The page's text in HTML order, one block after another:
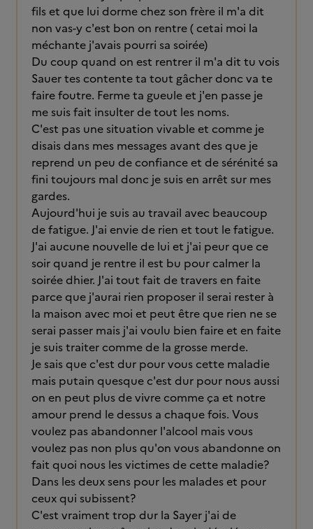
fils et que lui dorme chez son frère il m'a dit
non vas-y c'est bon on rentre ( cetai moi la
méchante j'avais pourri sa soirée)
Du coup quand on est rentrer il m'a dit tu vois
Sauer tes contente ta tout gâcher donc va te
faire foutre. Ferme ta gueule et j'en passe je
me suis fait insulter de tout les noms.
C'est pas une situation vivable et comme je
disais dans mes messages avant des que je
reprend un peu de confiance et de sérénité sa
fini toujours mal donc je suis en arrêt sur mes
gardes.
Aujourd'hui je suis au travail avec beaucoup
de fatigue. J'ai envie de rien et tout le fatigue.
J'ai aucune nouvelle de lui et j'ai peur que ce
soir quand je rentre il est bu pour calmer la
soirée dhier. J'ai tout fait de travers en faite
parce que j'aurai rien proposer il serai rester à
la maison avec moi et peut être que rien ne se
serai passer mais j'ai voulu bien faire et en faite
je suis traiter comme de la grosse merde.
Je sais que c'est dur pour vous cette maladie
mais putain quesque c'est dur pour nous aussi
on en peut plus de vivre comme ça et notre
amour prend le dessus a chaque fois. Vous
voulez pas abandonner l'alcool mais vous
voulez pas non plus qu'on vous abandonne on
fait quoi nous les victimes de cette maladie?
Dans les deux sens pour les malades et pour
ceux qui subissent?
C'est vraiment trop dur la Sayer j'ai de